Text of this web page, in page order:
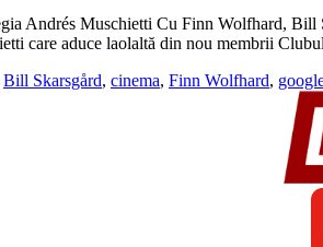
Andrés Muschietti Cu Finn Wolfhard,
care aduce laolaltă din nou membrii
Bill Skarsgård, cinema, Finn Wolfhard,